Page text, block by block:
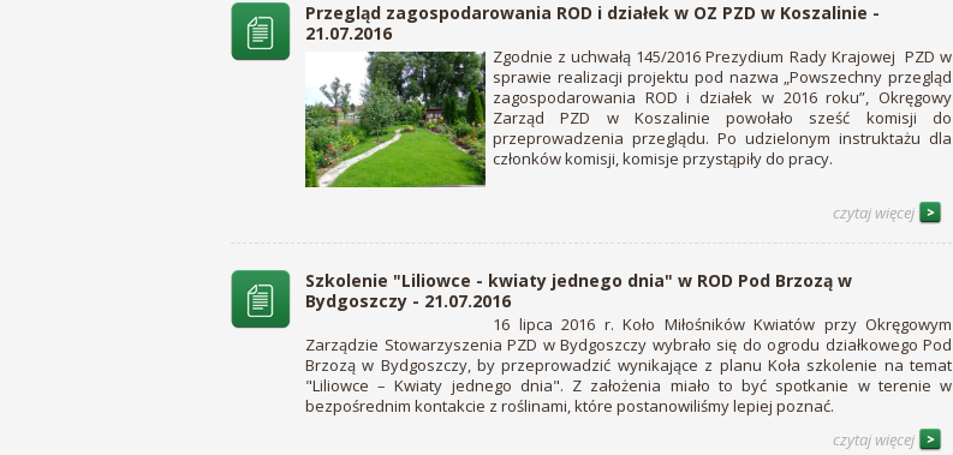
Przegląd zagospodarowania ROD i działek w OZ PZD w Koszalinie -
21.07.2016
Zgodnie z uchwałą 145/2016 Prezydium Rady Krajowej PZD w
sprawie realizacji projektu pod nazwa „Powszechny przegląd
zagospodarowania ROD i działek w 2016 roku”, Okręgowy
Zarząd PZD w Koszalinie powołało sześć komisji do
przeprowadzenia przeglądu. Po udzielonym instruktażu dla
członków komisji, komisje przystąpiły do pracy.
czytaj więcej
Szkolenie "Liliowce - kwiaty jednego dnia" w ROD Pod Brzozą w
Bydgoszczy - 21.07.2016
16 lipca 2016 r. Koło Miłośników Kwiatów przy Okręgowym
Zarządzie Stowarzyszenia PZD w Bydgoszczy wybrało się do ogrodu działkowego Pod
Brzozą w Bydgoszczy, by przeprowadzić wynikające z planu Koła szkolenie na temat
"Liliowce – Kwiaty jednego dnia". Z założenia miało to być spotkanie w terenie w
bezpośrednim kontakcie z roślinami, które postanowiliśmy lepiej poznać.
czytaj więcej